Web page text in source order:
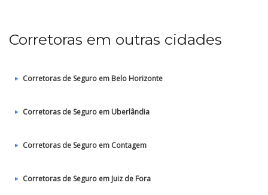
Corretoras em outras cidades
Corretoras de Seguro em Belo Horizonte
Corretoras de Seguro em Uberlândia
Corretoras de Seguro em Contagem
Corretoras de Seguro em Juiz de Fora